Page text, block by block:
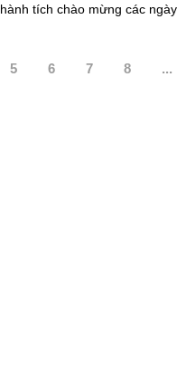
tích chào mừng các
5 6 7 8 ...